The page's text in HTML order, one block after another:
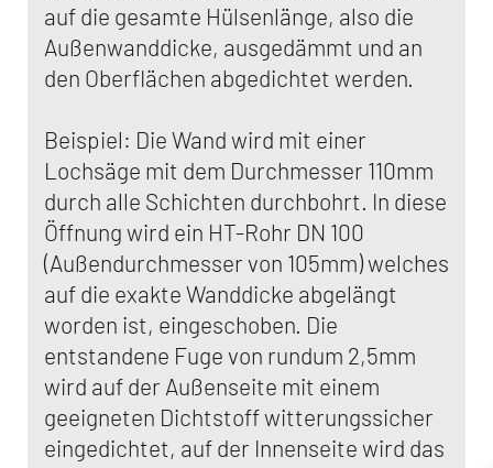
auf die gesamte Hülsenlänge, also die
Außenwanddicke, ausgedämmt und an
den Oberflächen abgedichtet werden.
Beispiel: Die Wand wird mit einer
Lochsäge mit dem Durchmesser 110mm
durch alle Schichten durchbohrt. In diese
Öffnung wird ein HT-Rohr DN 100
(Außendurchmesser von 105mm) welches
auf die exakte Wanddicke abgelängt
worden ist, eingeschoben. Die
entstandene Fuge von rundum 2,5mm
wird auf der Außenseite mit einem
geeigneten Dichtstoff witterungssicher
eingedichtet, auf der Innenseite wird das